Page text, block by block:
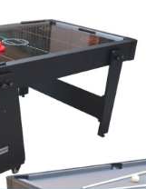
2in1 Max
Pooltafel
6FT
TopTable